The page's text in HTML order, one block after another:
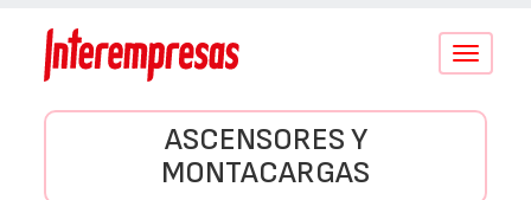
Conmutar
ASCENSORES Y
MONTACARGAS